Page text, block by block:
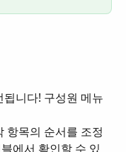
니다! 구성원 메뉴
항목의 순서를 조정
에서 확인할 수 있